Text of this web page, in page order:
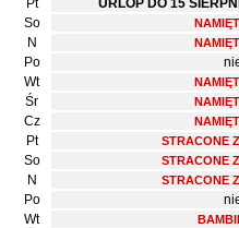
Pt
URLOP DO 15
So
N
Po
Wt
Śr
Cz
Pt STRACONE
So STRACONE
N STRACONE
Po
Wt